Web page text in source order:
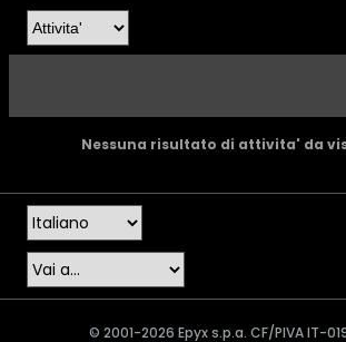
Nessuna risultato di attivita' da
© 2001-2026 Epyx s.p.a. CF/PIVA IT-